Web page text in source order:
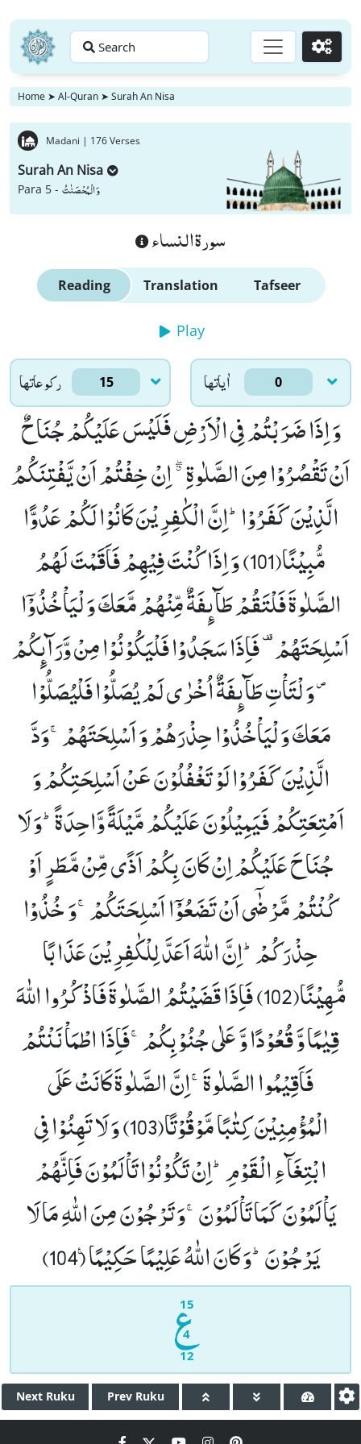
Search Go
Home ➤ Al-Quran ➤ Surah An Nisa
Madani | 176 Verses
Surah An Nisa
Para 5 - وَ الْمُحْصَنٰتُ
سورة النساء
Reading Translation Tafseer
Play
ركوعاتها 15 اٰياتها 0
وَ اِذَا ضَرَبْتُمْ فِی الْاَرْضِ فَلَیْسَ عَلَیْكُمْ جُنَاحٌ
اَنْ تَقْصُرُوْا مِنَ الصَّلٰوةِ ﳓ اِنْ خِفْتُمْ اَنْ یَّفْتِنَكُمُ
الَّذِیْنَ كَفَرُوْاؕ-اِنَّ الْكٰفِرِیْنَ كَانُوْا لَكُمْ عَدُوًّا
مُّبِیْنًا(101)
وَ اِذَا كُنْتَ فِیْهِمْ فَاَقَمْتَ لَهُمُ
الصَّلٰوةَ فَلْتَقُمْ طَآىٕفَةٌ مِّنْهُمْ مَّعَكَ وَ لْیَاْخُذُوْۤا
اَسْلِحَتَهُمْ- فَاِذَا سَجَدُوْا فَلْیَكُوْنُوْا مِنْ وَّرَآىٕكُمْ
۪- وَ لْتَاْتِ طَآىٕفَةٌ اُخْرٰى لَمْ یُصَلُّوْا فَلْیُصَلُّوْا
مَعَكَ وَ لْیَاْخُذُوْا حِذْرَهُمْ وَ اَسْلِحَتَهُمْۚ-وَدَّ
الَّذِیْنَ كَفَرُوْا لَوْ تَغْفُلُوْنَ عَنْ اَسْلِحَتِكُمْ وَ
اَمْتِعَتِكُمْ فَیَمِیْلُوْنَ عَلَیْكُمْ مَّیْلَةً وَّاحِدَةًؕ-وَ لَا
جُنَاحَ عَلَیْكُمْ اِنْ كَانَ بِكُمْ اَذًى مِّنْ مَّطَرٍ اَوْ
كُنْتُمْ مَّرْضٰۤى اَنْ تَضَعُوْۤا اَسْلِحَتَكُمْۚ-وَ خُذُوْا
حِذْرَكُمْؕ-اِنَّ اللّٰهَ اَعَدَّ لِلْكٰفِرِیْنَ عَذَابًا
مُّهِیْنًا(102)
فَاِذَا قَضَیْتُمُ الصَّلٰوةَ فَاذْكُرُوا اللّٰهَ
قِیٰمًا وَّ قُعُوْدًا وَّ عَلٰى جُنُوْبِكُمْۚ-فَاِذَا اطْمَاْنَنْتُمْ
فَاَقِیْمُوا الصَّلٰوةَۚ-اِنَّ الصَّلٰوةَ كَانَتْ عَلَى
الْمُؤْمِنِیْنَ كِتٰبًا مَّوْقُوْتًا(103)
وَ لَا تَهِنُوْا فِی
ابْتِغَآءِ الْقَوْمِؕ-اِنْ تَكُوْنُوْا تَاْلَمُوْنَ فَاِنَّهُمْ
یَاْلَمُوْنَ كَمَا تَاْلَمُوْنَۚ-وَ تَرْجُوْنَ مِنَ اللّٰهِ مَا لَا
یَرْجُوْنَؕ-وَ كَانَ اللّٰهُ عَلِیْمًا حَكِیْمًا۠ (104)
15
4
12
Next Ruku Prev Ruku